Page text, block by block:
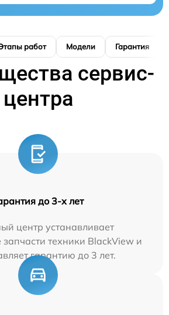
работ Модели Гарантия
сервис-
центра
до 3-х лет
центр устанавливает
техники BlackView и
гарантию до 3 лет.